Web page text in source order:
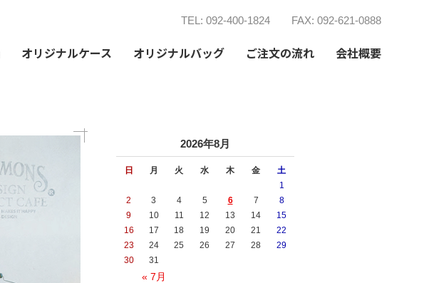
TEL: 092-400-1824 FAX: 092-621-0888
オリジナルケース オリジナルバッグ ご注文の流れ 会社概要
2026年8月
日 月 火 水 木 金 土
« 7月
1
2
3 4 5 6 7
8
9
10 11 12 13 14
15
16
17 18 19 20 21
22
23
24 25 26 27 28
29
30
31